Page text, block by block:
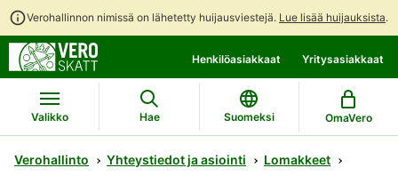
Verohallinnon nimissä on lähetetty huijausviestejä. Lue lisää huijauksista.
suoraan
sisältöön
koko
sivuston
hakuun
Henkilöasiakkaat Yritysasiakkaat
Valikko Hae Suomeksi OmaVero
Verohallinto Yhteystiedot ja asiointi
Lomakkeet